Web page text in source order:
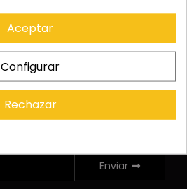
Enviar
Aceptar
Configurar
Rechazar